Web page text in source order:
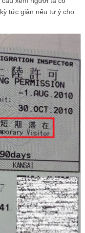
tức giận nếu tự ý cho